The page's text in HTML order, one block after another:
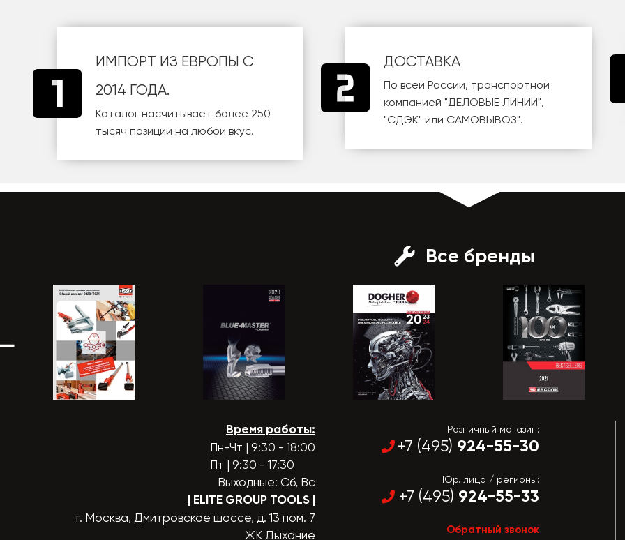
ИМПОРТ ИЗ ЕВРОПЫ С
2014 ГОДА.
Каталог насчитывает более 250
тысяч позиций на любой вкус.
ДОСТАВКА
По всей России, транспортной
компанией"ДЕЛОВЫЕ ЛИНИИ",
"СДЭК" или САМОВЫВОЗ".
Все бренды
Время работы:
Пн-Чт | 9:30 - 18:00
Пт | 9:30 - 17:30
Выходные: Сб, Вс
| ELITE GROUP TOOLS |
г. Москва, Дмитровское шоссе, д. 13 пом. 7
ЖК Дыхание
Розничный магазин:
+7 (495) 924-55-30
Юр. лица / регионы:
+7 (495) 924-55-33
Обратный звонок